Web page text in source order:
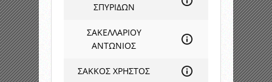
ΣΠΥΡΙΔΩΝ
ΣΑΚΕΛΛΑΡΙΟΥ
ΑΝΤΩΝΙΟΣ
ΣΑΚΚΟΣ ΧΡΗΣΤΟΣ